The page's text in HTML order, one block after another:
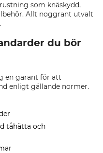
som knäskydd,
Allt noggrant utvalt
du bör
en garant för att
enligt gällande normer.
tåhätta och